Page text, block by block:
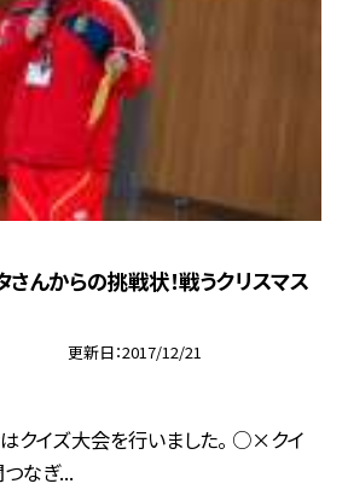
さんからの挑戦状！戦うクリスマス
更新日 2017/12/21
クイズ大会を行いました。 ○×クイ
つなぎ...